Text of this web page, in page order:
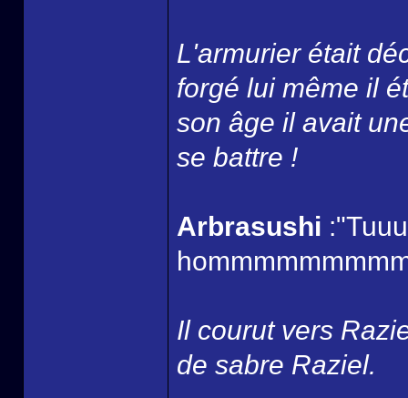
L'armurier était
forgé lui même il
son âge il avait
se battre !
Arbrasushi
Il courut vers
de sabre Raziel.